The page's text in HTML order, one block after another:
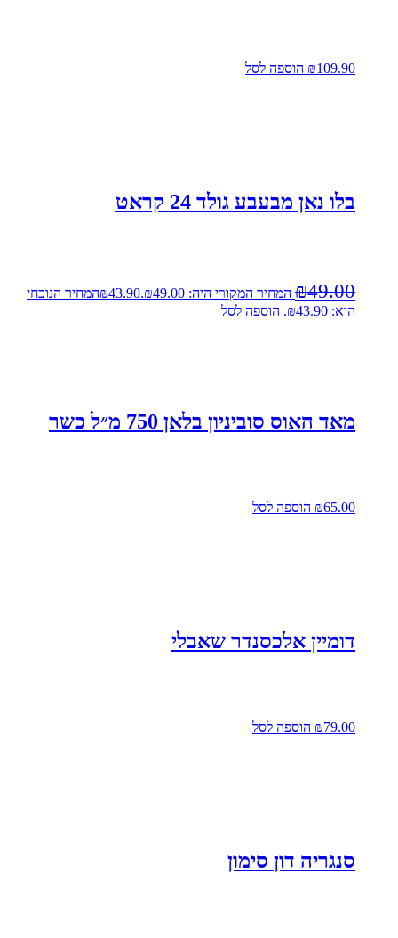
₪109.90 הוספה לסל
בלו נאן מבעבע גולד 24 קראט
₪49.00 המחיר המקורי היה: ₪49.00. ₪43.90
המחיר הנוכחי
הוא: ₪43.90.
הוספה לסל
מאד האוס סוביניון בלאן 750 מ״ל כשר
₪65.00 הוספה לסל
דומיין אלכסנדר שאבלי
₪79.00 הוספה לסל
סנגריה דון סימון